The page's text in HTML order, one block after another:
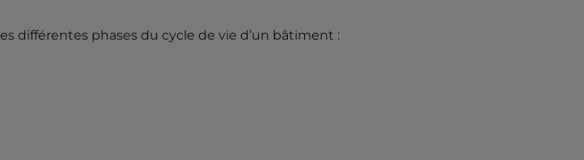
différentes phases du cycle de vie d’un bâtiment :